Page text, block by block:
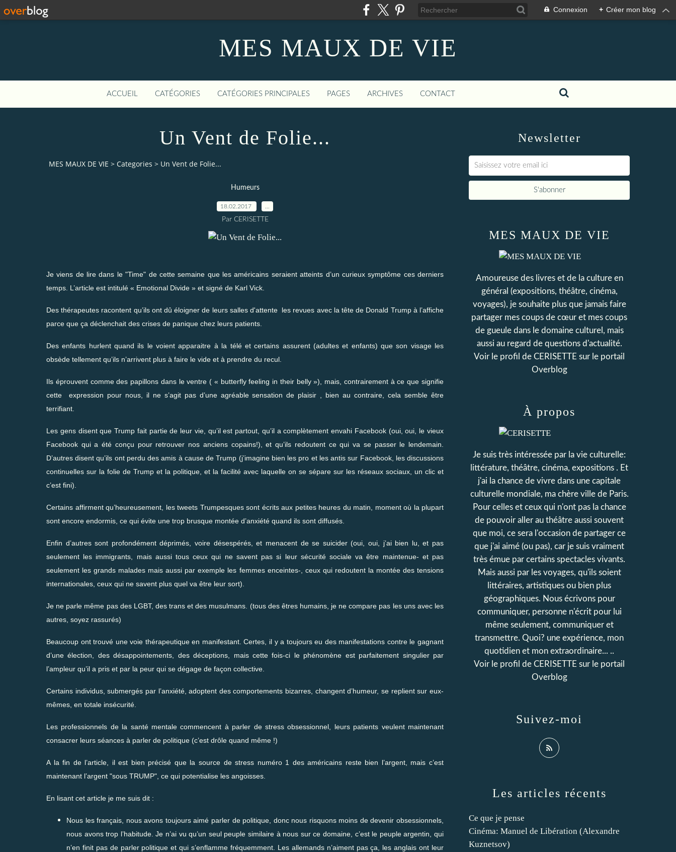
Connexion + Créer mon blog
MES MAUX DE VIE
ACCUEIL CATÉGORIES CATÉGORIES PRINCIPALES PAGES ARCHIVES CONTACT
Un Vent de Folie...
MES MAUX DE VIE > Categories > Un Vent de Folie...
Humeurs
18.02.2017
Par CERISETTE
Je viens de lire dans le "Time" de cette semaine que les américains seraient atteints d’un curieux symptôme ces derniers
temps. L’article est intitulé « Emotional Divide » et signé de Karl Vick.
Des thérapeutes racontent qu’ils ont dû éloigner de leurs salles d'attente les revues avec la tête de Donald Trump à l’affiche
parce que ça déclenchait des crises de panique chez leurs patients.
Des enfants hurlent quand ils le voient apparaitre à la télé et certains assurent (adultes et enfants) que son visage les
obsède tellement qu’ils n’arrivent plus à faire le vide et à prendre du recul.
Ils éprouvent comme des papillons dans le ventre ( « butterfly feeling in their belly »), mais, contrairement à ce que signifie
cette expression pour nous, il ne s’agit pas d’une agréable sensation de plaisir , bien au contraire, cela semble être
terrifiant.
Les gens disent que Trump fait partie de leur vie, qu’il est partout, qu’il a complètement envahi Facebook (oui, oui, le vieux
Facebook qui a été conçu pour retrouver nos anciens copains!), et qu’ils redoutent ce qui va se passer le lendemain.
D’autres disent qu’ils ont perdu des amis à cause de Trump (j’imagine bien les pro et les antis sur Facebook, les discussions
continuelles sur la folie de Trump et la politique, et la facilité avec laquelle on se sépare sur les réseaux sociaux, un clic et
c’est fini).
Certains affirment qu’heureusement, les tweets Trumpesques sont écrits aux petites heures du matin, moment où la plupart
sont encore endormis, ce qui évite une trop brusque montée d’anxiété quand ils sont diffusés.
Enfin d’autres sont profondément déprimés, voire désespérés, et menacent de se suicider (oui, oui, j’ai bien lu, et pas
seulement les immigrants, mais aussi tous ceux qui ne savent pas si leur sécurité sociale va être maintenue- et pas
seulement les grands malades mais aussi par exemple les femmes enceintes-, ceux qui redoutent la montée des tensions
internationales, ceux qui ne savent plus quel va être leur sort).
Je ne parle même pas des LGBT, des trans et des musulmans. (tous des êtres humains, je ne compare pas les uns avec les
autres, soyez rassurés)
Beaucoup ont trouvé une voie thérapeutique en manifestant. Certes, il y a toujours eu des manifestations contre le gagnant
d’une élection, des désappointements, des déceptions, mais cette fois-ci le phénomène est parfaitement singulier par
l’ampleur qu’il a pris et par la peur qui se dégage de façon collective.
Certains individus, submergés par l’anxiété, adoptent des comportements bizarres, changent d’humeur, se replient sur eux-
mêmes, en totale insécurité.
Les professionnels de la santé mentale commencent à parler de stress obsessionnel, leurs patients veulent maintenant
consacrer leurs séances à parler de politique (c’est drôle quand même !)
A la fin de l’article, il est bien précisé que la source de stress numéro 1 des américains reste bien l’argent, mais c’est
maintenant l’argent "sous TRUMP", ce qui potentialise les angoisses.
En lisant cet article je me suis dit :
Nous les français, nous avons toujours aimé parler de politique, donc nous risquons moins de devenir obsessionnels,
nous avons trop l’habitude. Je n’ai vu qu’un seul peuple similaire à nous sur ce domaine, c’est le peuple argentin, qui
n’en finit pas de parler politique et qui s’enflamme fréquemment. Les allemands n’aiment pas ça, les anglais ont leur
Newsletter
Les articles récents
Ce que je pense
Cinéma: Manuel de Libération (Alexandre
Kuznetsov)
MES MAUX DE VIE
Amoureuse des livres et de la culture en
général (expositions, théâtre, cinéma,
voyages), je souhaite plus que jamais faire
partager mes coups de cœur et mes coups
de gueule dans le domaine culturel, mais
aussi au regard de questions d'actualité.
Voir le profil de CERISETTE sur le portail
Overblog
Suivez-moi
À propos
Je suis très intéressée par la vie culturelle:
littérature, théâtre, cinéma, expositions . Et
j'ai la chance de vivre dans une capitale
culturelle mondiale, ma chère ville de Paris.
Pour celles et ceux qui n'ont pas la chance
de pouvoir aller au théâtre aussi souvent
que moi, ce sera l'occasion de partager ce
que j'ai aimé (ou pas), car je suis vraiment
très émue par certains spectacles vivants.
Mais aussi par les voyages, qu'ils soient
littéraires, artistiques ou bien plus
géographiques. Nous écrivons pour
communiquer, personne n'écrit pour lui
même seulement, communiquer et
transmettre. Quoi? une expérience, mon
quotidien et mon extraordinaire... ..
Voir le profil de CERISETTE sur le portail
Overblog